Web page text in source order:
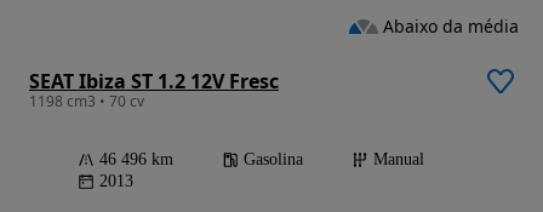
SEAT Ibiza ST 1.2 12V Fresc
1198 cm3 • 70 cv
46 496 km Gasolina
Manual
2013
Abaixo da média